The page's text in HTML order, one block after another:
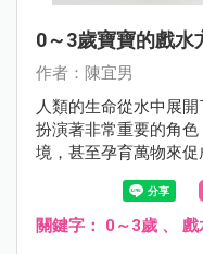
0～3歲寶寶的戲水
作者：陳宜男
人類的生命從水中展
扮演著非常重要的角
境，甚至孕育萬物來促
也是人們最喜愛的遊
關鍵字： 0～3歲 、 戲